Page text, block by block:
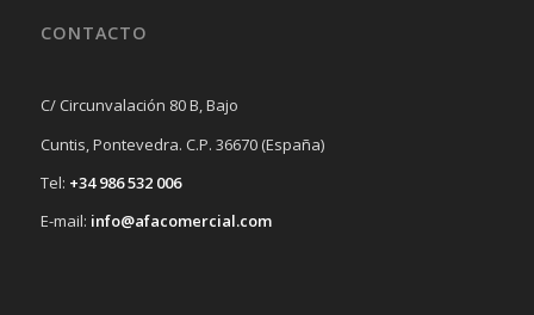
CONTACTO
C/ Circunvalación 80 B, Bajo
Cuntis, Pontevedra. C.P. 36670 (España)
Tel: +34 986 532 006
E-mail: info@afacomercial.com